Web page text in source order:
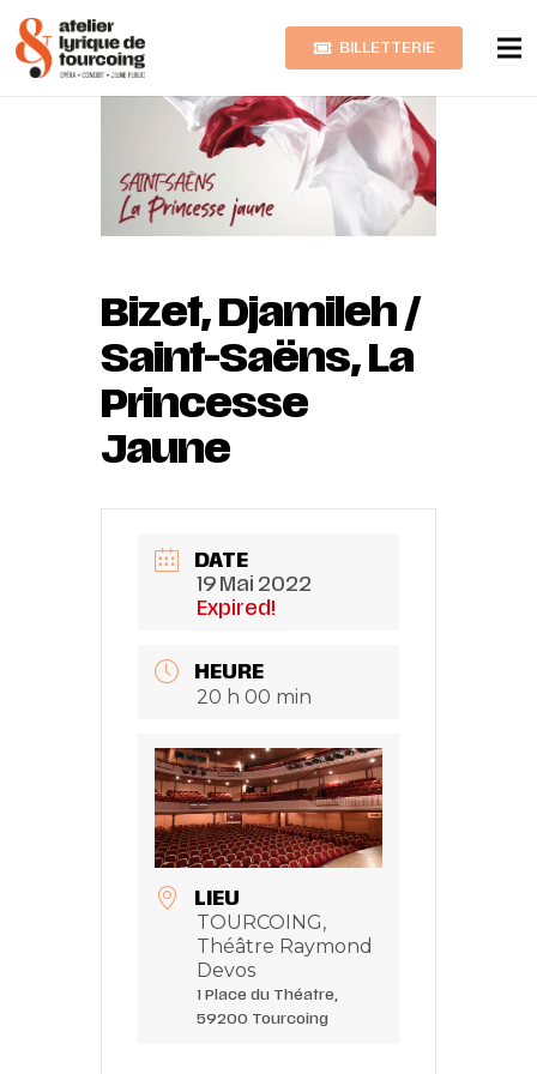
BILLETTERIE
Bizet, Djamileh /
Saint-Saëns, La
Princesse
Jaune
DATE
19 Mai 2022
Expired!
HEURE
20 h 00 min
LIEU
TOURCOING,
Théâtre Raymond
Devos
1 Place du Théatre,
59200 Tourcoing